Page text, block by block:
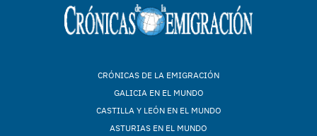
CRÓNICAS DE LA EMIGRACIÓN
GALICIA EN EL MUNDO
CASTILLA Y LEÓN EN EL MUNDO
ASTURIAS EN EL MUNDO